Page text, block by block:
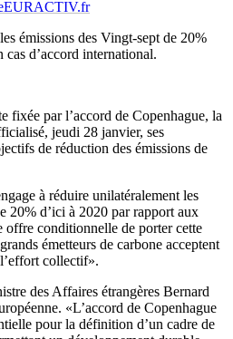
EURACTIV.fr
émissions des Vingt-sept de 20%
d’accord international.
fixée par l’accord de Copenhague, la
jeudi 28 janvier, ses
de réduction des émissions de
à réduire unilatéralement les
20% d’ici à 2020 par rapport aux
offre conditionnelle de porter cette
émetteurs de carbone acceptent
collectif».
des Affaires étrangères Bernard
«L’accord de Copenhague
pour la définition d’un cadre de